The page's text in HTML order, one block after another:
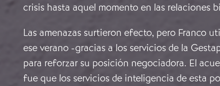
crisis hasta aquel momento en las relaciones
Las amenazas surtieron efecto, pero Franco
ese verano -gracias a los servicios de la
para reforzar su posición negociadora. El
fue que los servicios de inteligencia de esta